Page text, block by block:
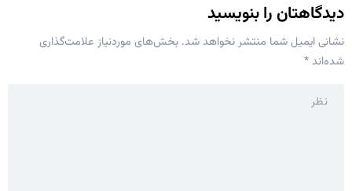
دیدگاهتان را بنویسید
نشانی ایمیل شما منتشر نخواهد شد. بخش‌های موردنیاز علامت‌گذاری
شده‌اند*